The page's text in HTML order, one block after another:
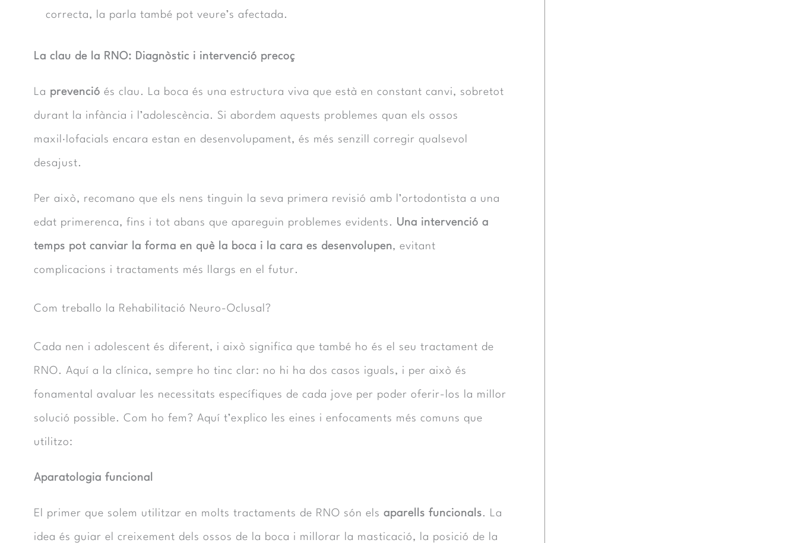
correcta, la parla també pot veure’s afectada.
La clau de la RNO: Diagnòstic i intervenció precoç
La prevenció és clau. La boca és una estructura viva que està en constant canvi, sobretot
durant la infància i l’adolescència. Si abordem aquests problemes quan els ossos
maxil·lofacials encara estan en desenvolupament, és més senzill corregir qualsevol
desajust.
Per això, recomano que els nens tinguin la seva primera revisió amb l’ortodontista a una
edat primerenca, fins i tot abans que apareguin problemes evidents. Una intervenció a
temps pot canviar la forma en què la boca i la cara es desenvolupen, evitant
complicacions i tractaments més llargs en el futur.
Com treballo la Rehabilitació Neuro-Oclusal?
Cada nen i adolescent és diferent, i això significa que també ho és el seu tractament de
RNO. Aquí a la clínica, sempre ho tinc clar: no hi ha dos casos iguals, i per això és
fonamental avaluar les necessitats específiques de cada jove per poder oferir-los la millor
solució possible. Com ho fem? Aquí t’explico les eines i enfocaments més comuns que
utilitzo:
Aparatologia funcional
El primer que solem utilitzar en molts tractaments de RNO són els aparells funcionals. La
idea és guiar el creixement dels ossos de la boca i millorar la masticació, la posició de la